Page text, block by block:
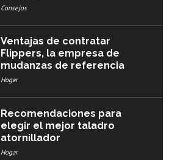
Consejos
Ventajas de contratar
Flippers, la empresa de
mudanzas de referencia
Hogar
Recomendaciones para
elegir el mejor taladro
atornillador
Hogar